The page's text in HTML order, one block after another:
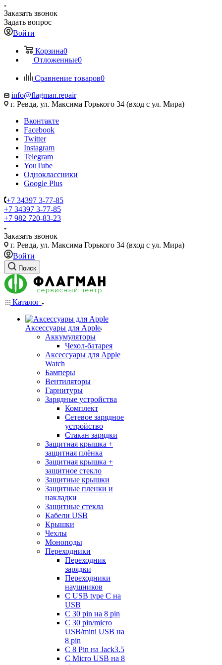
Заказать звонок
Задать вопрос
Войти
Корзина0
Отложенные0
Сравнение товаров0
info@flagman.repair
г. Ревда, ул. Максима Горького 34 (вход с ул. Мира)
Вконтакте
Facebook
Twitter
Instagram
Telegram
YouTube
Одноклассники
Google Plus
+7 34397 3-77-85
+7 34397 3-77-85
+7 982 720-83-23
Заказать звонок
г. Ревда, ул. Максима Горького 34 (вход с ул. Мира)
Войти
Поиск
Каталог
Аксессуары для Apple
Аккумуляторы
Чехол-батарея
Аксессуары для Apple
Watch
Бамперы
Вентиляторы
Гарнитуры
Зарядные устройства
Комплект
Сетевое зарядное
устройство
Стакан зарядки
Защитная крышка +
защитная плёнка
Защитная крышка +
защитное стекло
Защитные крышки
Защитные пленки и
накладки
Защитные стекла
Кабели USB
Крышки
Чехлы
Моноподы
Переходники
Переходник
зарядки
Переходники
наушников
С USB type C на
USB
С 30 pin на 8 pin
С 30 pin/micro
USB/mini USB на
8 pin
С 8 Pin на Jack3.5
С Micro USB на 8